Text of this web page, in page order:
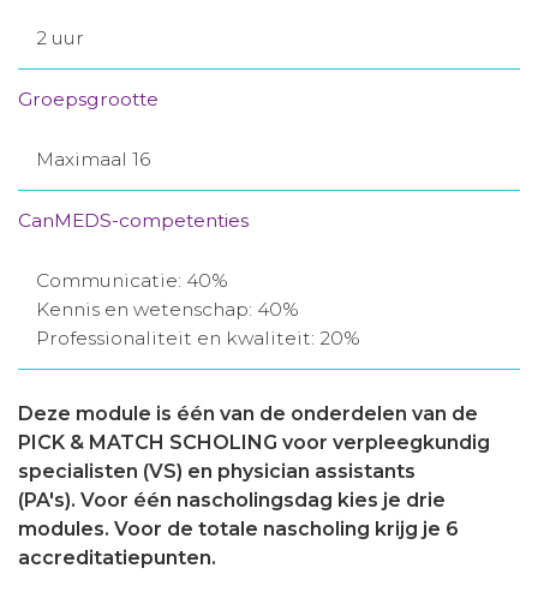
2 uur
Groepsgrootte
Maximaal 16
CanMEDS-competenties
Communicatie: 40%
Kennis en wetenschap: 40%
Professionaliteit en kwaliteit: 20%
Deze module is één van de onderdelen van de
PICK & MATCH SCHOLING voor verpleegkundig
specialisten (VS) en physician assistants
(PA's). Voor één nascholingsdag kies je drie
modules. Voor de totale nascholing krijg je 6
accreditatiepunten.